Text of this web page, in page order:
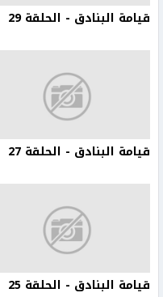
قيامة البنادق - الحلقة 29
قيامة البنادق - الحلقة 27
قيامة البنادق - الحلقة 25